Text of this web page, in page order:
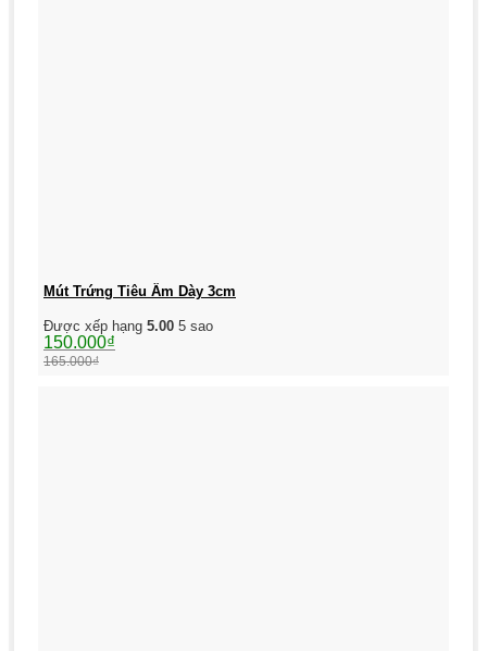
Mút Trứng Tiêu Âm Dày 3cm
Được xếp hạng 5.00 5 sao
165.000₫
Giá
gốc
150.000₫
Giá
hiện